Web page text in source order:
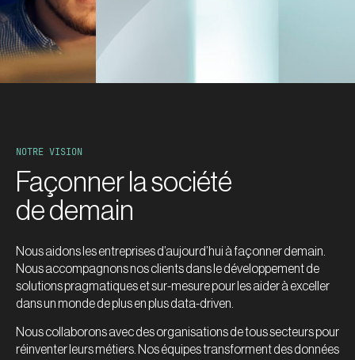
NOTRE VISION
Façonner la société
de demain
Nous aidons les entreprises d’aujourd’hui à façonner demain.
Nous accompagnons nos clients dans le développement de
solutions pragmatiques et sur-mesure pour les aider à exceller
dans un monde de plus en plus data-driven.
Nous collaborons avec des organisations de tous secteurs pour
réinventer leurs métiers. Nos équipes transforment des données